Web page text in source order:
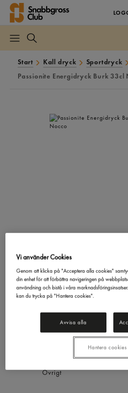
Start Kall dryck
Sportdryck
Passionite Energidryck Burk 33cl
Passionite
Nocco
EAN:
Generell produktinfo
Innehållsförteckning
Övrigt
Vi använder Cookies
Genom att klicka på "Acceptera alla cookies"
din enhet för att förbättra navigeringen på
användning och bistå i våra
kan du trycka på "Hantera cookies".
Avvisa alla
Hantera cookies